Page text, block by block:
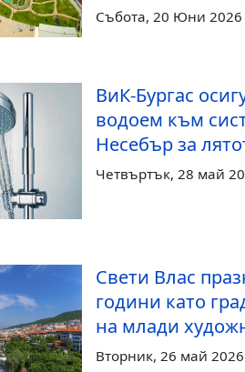
Събота, 20 Юни 2026
ВиК-Бургас
водоем към
Несебър за
Четвъртък, 28 май
Свети Влас
години като
на млади
Вторник, 26 май